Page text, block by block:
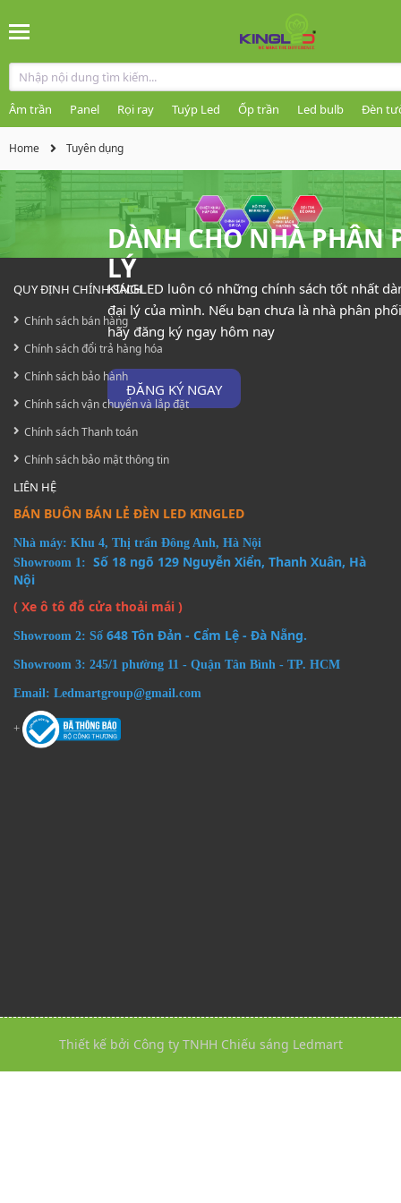
Âm trần Panel Rọi ray Tuýp Led Ốp trần Led bulb Đèn
Home Tuyên dụng
DÀNH CHO NHÀ PHÂN
LÝ
KINGLED luôn có những chính sách tốt nhất
đại lý của mình. Nếu bạn chưa là nhà phân
hãy đăng ký ngay hôm nay
ĐĂNG KÝ NGAY
QUY ĐỊNH CHÍNH SÁCH
Chính sách bán hàng
Chính sách đổi trả hàng hóa
Chính sách bảo hành
Chính sách vận chuyển và lắp đặt
Chính sách Thanh toán
Chính sách bảo mật thông tin
LIÊN HỆ
BÁN BUÔN BÁN LẺ ĐÈN LED KINGLED
Nhà máy: Khu 4, Thị trấn Đông Anh, Hà Nội
Showroom 1: Số 18 ngõ 129 Nguyễn Xiển, Thanh Xuân, Hà
Nội
( Xe ô tô đỗ cửa thoải mái )
Showroom 2: Số 648 Tôn Đản - Cẩm Lệ - Đà Nẵng.
Showroom 3: 245/1 phường 11 - Quận Tân Bình - TP. HCM
Email: Ledmartgroup@gmail.com
+
Thiết kế bởi Công ty TNHH Chiếu sáng Ledmart